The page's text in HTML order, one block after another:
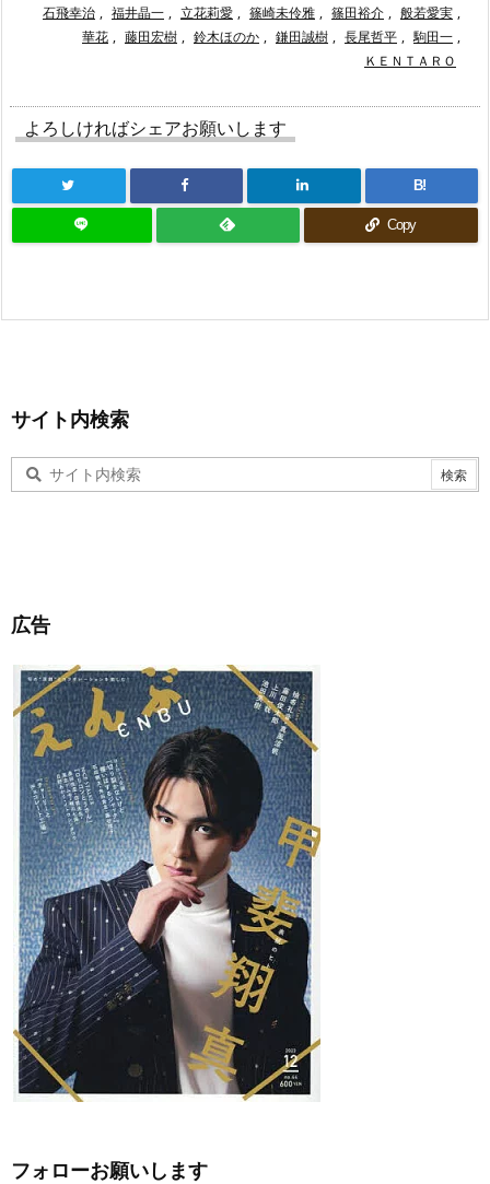
石飛幸治 , 福井晶一 , 立花莉愛 , 篠崎未伶雅 , 篠田裕介 , 般若愛実 ,
華花 , 藤田宏樹 , 鈴木ほのか , 鎌田誠樹 , 長尾哲平 , 駒田一 ,
ＫＥＮＴＡＲＯ
よろしければシェアお願いします
B!
Copy
サイト内検索
広告
フォローお願いします